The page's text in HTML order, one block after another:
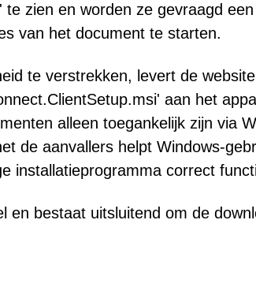
zien en worden ze gevraagd een
van het document te starten.
te verstrekken, levert de website
aan het
alleen toegankelijk zijn via
de aanvallers helpt Windows-
installatieprogramma correct
en bestaat uitsluitend om de